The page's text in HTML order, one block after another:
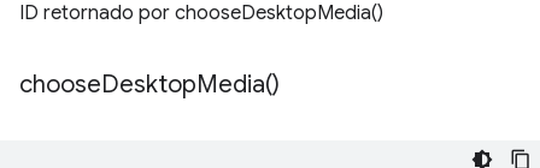
ID retornado por chooseDesktopMedia()
chooseDesktopMedia()